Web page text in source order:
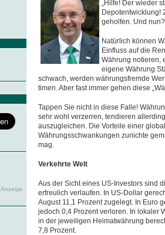
Anzeige
„Hilfe! Der wieder
Depotentwicklung!
geholfen. Und
Natürlich können
Einfluss auf die
Währung notieren,
eigene Währung
schwach, werden währungsfremde
timen. Aber fast immer gehen diese
Tappen Sie nicht in diese Falle!
sehr wohl verzerren, tendieren
auszugleichen. Die Vorteile einer
Währungsschwankungen zunichte
mag.
Verkehrte Welt
Aus der Sicht eines US-Investors sind
erfreulich verlaufen. In US-Dollar
August 11,1 Prozent zugelegt. In Euro
jedoch 0,4 Prozent verloren. In lokaler
in der jeweiligen Heimatwährung
7,8 Prozent.